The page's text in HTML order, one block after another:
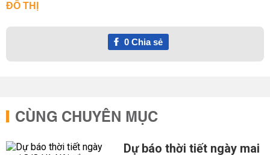
ĐÔ THỊ
0Chia sẻ
CÙNG CHUYÊN MỤC
Dự báo thời tiết ngày mai